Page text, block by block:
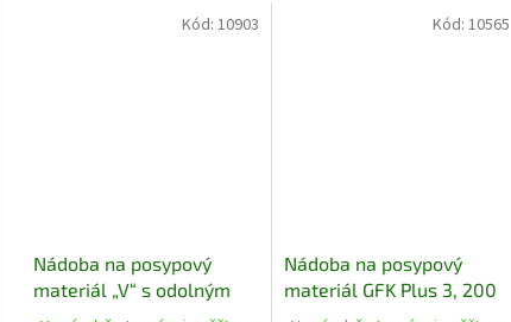
Nádoba na posypový
materiál „V“ s odolným
víkem proti vandalismu
Kód: 10903
Nádoba na posypový
materiál GFK Plus 3, 200
litrů
Kód: 10565